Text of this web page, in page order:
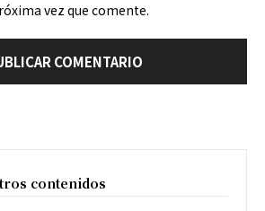
vez que comente.
contenidos